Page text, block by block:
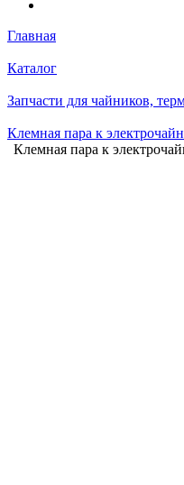
Главная
Каталог
Запчасти для чайников,
Клемная пара к
Клемная пара к